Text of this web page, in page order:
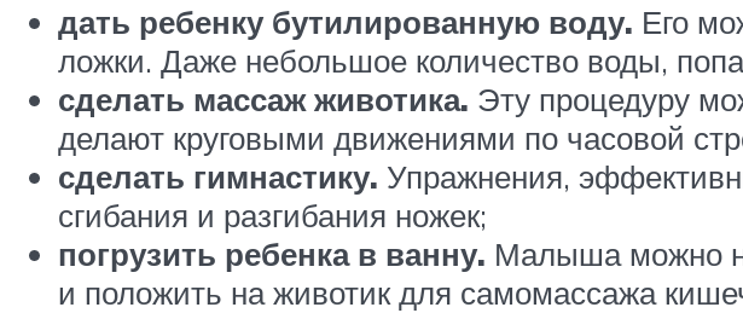
дать ребенку бутилированную воду. Его
ложки. Даже небольшое количество воды,
сделать массаж животика. Эту процедуру
делают круговыми движениями по часовой
сделать гимнастику. Упражнения,
сгибания и разгибания ножек;
погрузить ребенка в ванну. Малыша можно
и положить на животик для самомассажа